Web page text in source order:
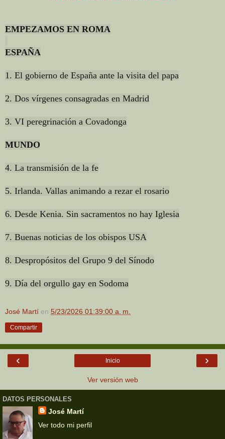
EMPEZAMOS EN ROMA
ESPAÑA
1. El gobierno de España ante la visita del papa
2. Dos vírgenes consagradas en Madrid
3. VI peregrinación a Covadonga
MUNDO
4. La transmisión de la fe
5. Irlanda. Vallas animando a rezar el rosario
6. Desde Kenia. Sin sacramentos no hay Iglesia
7. Buenas noticias de los obispos USA
8. Despropósitos del Grupo 9 del Sínodo
9. Día del orgullo gay en Sodoma
José Martí en 5/23/2026 01:39:00 a. m.
Compartir
‹ ›
Inicio
Ver versión web
DATOS PERSONALES
José Martí
Ver todo mi perfil